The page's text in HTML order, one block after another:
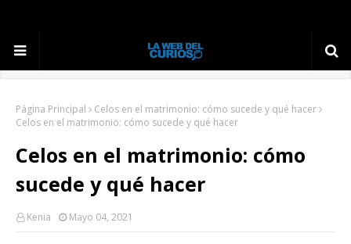
Página Principal
Celos en el matrimonio: cómo sucede y qué hacer
Celos en el matrimonio: cómo sucede y qué hacer
Celos en el matrimonio: cómo
sucede y qué hacer
Kenia Mayo 04, 2021